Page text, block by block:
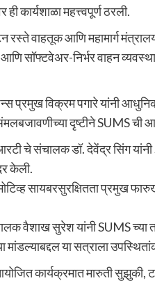
ही कार्यशाळा महत्त्वपूर्ण ठरली.
रस्ते वाहतूक आणि महामार्ग
आणि सॉफ्टवेअर-निर्भर वाहन
विक्रम पगारे यांनी
दृष्टीने SUMS ची
चे संचालक डॉ. देवेंद्र सिंग यांनी
केली.
सायबरसुरक्षितता प्रमुख
वैशाख सुरेश यांनी SUMS च्या
या सत्राला
कार्यक्रमात मारुती सुझुकी,